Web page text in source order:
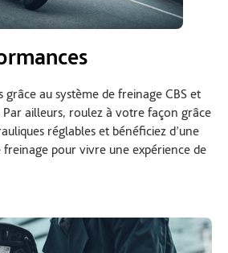
grâce au système de freinage CBS et
ailleurs, roulez à votre façon grâce
réglables et bénéficiez d’une
pour vivre une expérience de